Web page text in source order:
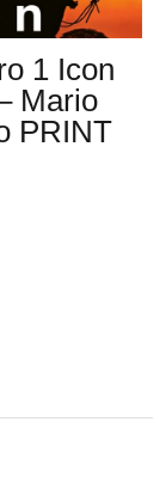
1 Icon
Mario
PRINT